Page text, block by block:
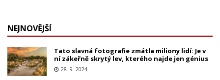
NEJNOVĚJŠÍ
Tato slavná fotografie zmátla miliony lidí: Je v
ní zákeřně skrytý lev, kterého najde jen génius
28. 9. 2024